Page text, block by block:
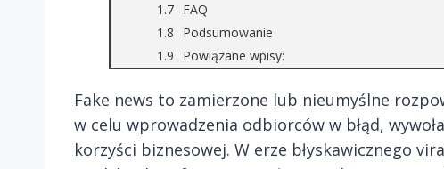
FAQ
Podsumowanie
Powiązane wpisy:
Fake news to zamierzone lub nieumyślne
w celu wprowadzenia odbiorców w błąd,
korzyści biznesowej. W erze błyskawicznego